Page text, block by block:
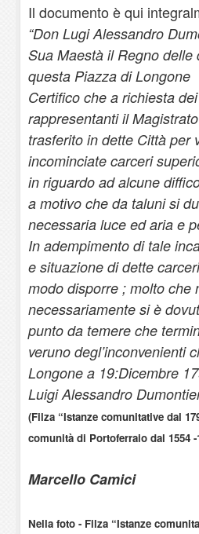
Il documento è qui
“Don Lugi Alessandro
Sua Maestà il Regno
questa Piazza di Longone
Certifico che a richiesta
rappresentanti il
trasferito in dette Città per
incominciate carceri
in riguardo ad alcune
a motivo che da taluni si
necessaria luce ed aria e
In adempimento di tale
e situazione di dette
modo disporre ; molto che
necessariamente si è
punto da temere che
veruno degl’inconvenienti
Longone a 19:Dicembre
Luigi Alessandro
(Filza “Istanze comunitative dal
comunità di Portoferraio dal 1554
Marcello Camici
Nella foto - Filza “Istanze